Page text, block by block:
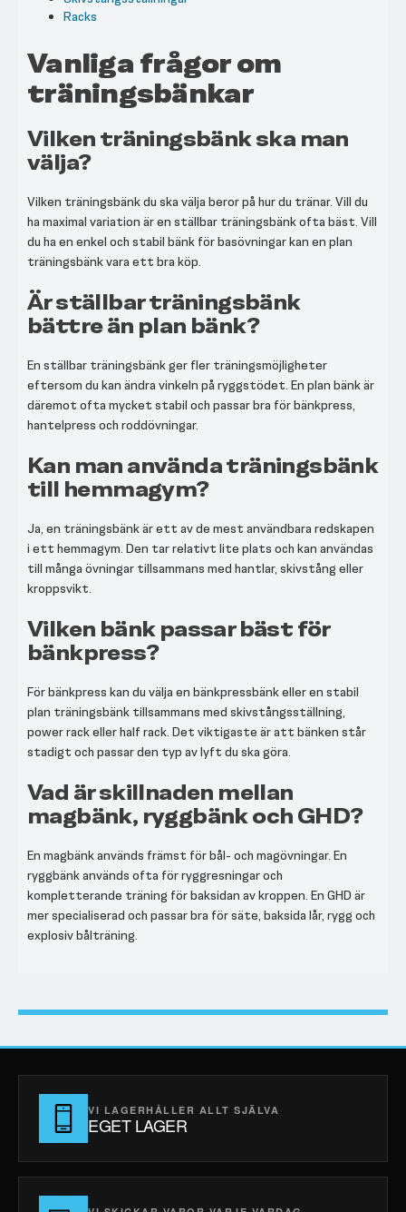
Racks
Vanliga frågor om
träningsbänkar
Vilken träningsbänk ska man
välja?
Vilken träningsbänk du ska välja beror på hur du tränar. Vill du
ha maximal variation är en ställbar träningsbänk ofta bäst. Vill
du ha en enkel och stabil bänk för basövningar kan en plan
träningsbänk vara ett bra köp.
Är ställbar träningsbänk
bättre än plan bänk?
En ställbar träningsbänk ger fler träningsmöjligheter
eftersom du kan ändra vinkeln på ryggstödet. En plan bänk är
däremot ofta mycket stabil och passar bra för bänkpress,
hantelpress och roddövningar.
Kan man använda träningsbänk
till hemmagym?
Ja, en träningsbänk är ett av de mest användbara redskapen
i ett hemmagym. Den tar relativt lite plats och kan användas
till många övningar tillsammans med hantlar, skivstång eller
kroppsvikt.
Vilken bänk passar bäst för
bänkpress?
För bänkpress kan du välja en bänkpressbänk eller en stabil
plan träningsbänk tillsammans med skivstångsställning,
power rack eller half rack. Det viktigaste är att bänken står
stadigt och passar den typ av lyft du ska göra.
Vad är skillnaden mellan
magbänk, ryggbänk och GHD?
En magbänk används främst för bål- och magövningar. En
ryggbänk används ofta för ryggresningar och
kompletterande träning för baksidan av kroppen. En GHD är
mer specialiserad och passar bra för säte, baksida lår, rygg och
explosiv bålträning.
VI LAGERHÅLLER ALLT SJÄLVA
EGET LAGER